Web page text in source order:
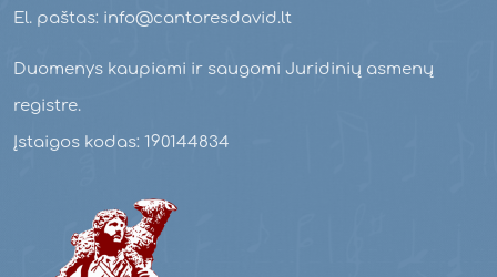
El. paštas: info@cantoresdavid.lt
Duomenys kaupiami ir saugomi Juridinių asmenų
registre.
Įstaigos kodas: 190144834